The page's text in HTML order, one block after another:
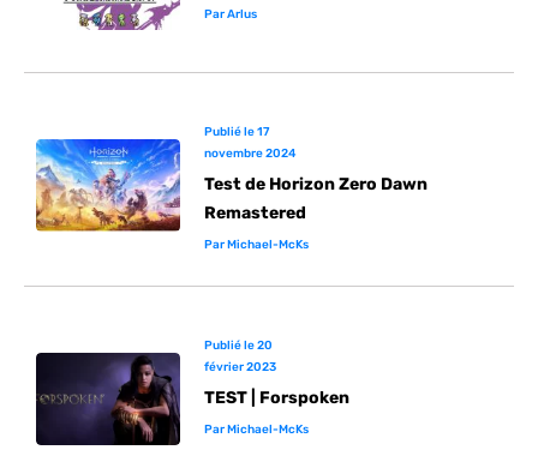
ParArlus
Publié le17
novembre 2024
Test de Horizon Zero Dawn
Remastered
ParMichael-McKs
Publié le20
février 2023
TEST | Forspoken
ParMichael-McKs